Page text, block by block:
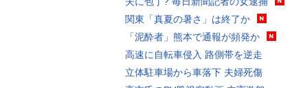
関東「真夏の暑さ」は終了か
「泥酔者」熊本で通報が頻発か
高速に自転車侵入 路側帯を逆走
立体駐車場から車落下 夫婦死傷